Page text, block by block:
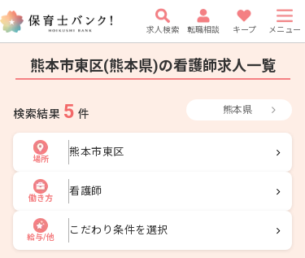
求人検索 転職相談 キープ メニュー
熊本市東区(熊本県)の看護師求人一覧
検索結果 5 件 熊本県
場所
熊本市東区
働き方
看護師
給与/他
こだわり条件を選択